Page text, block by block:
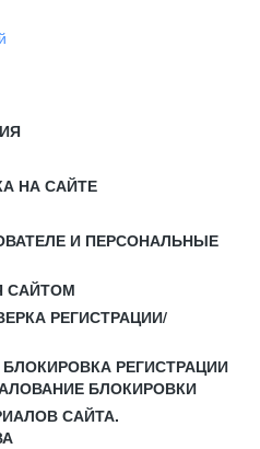
НА САЙТЕ
И ПЕРСОНАЛЬНЫЕ
САЙТОМ
РЕГИСТРАЦИИ/
РЕГИСТРАЦИИ
БЛОКИРОВКИ
САЙТА.